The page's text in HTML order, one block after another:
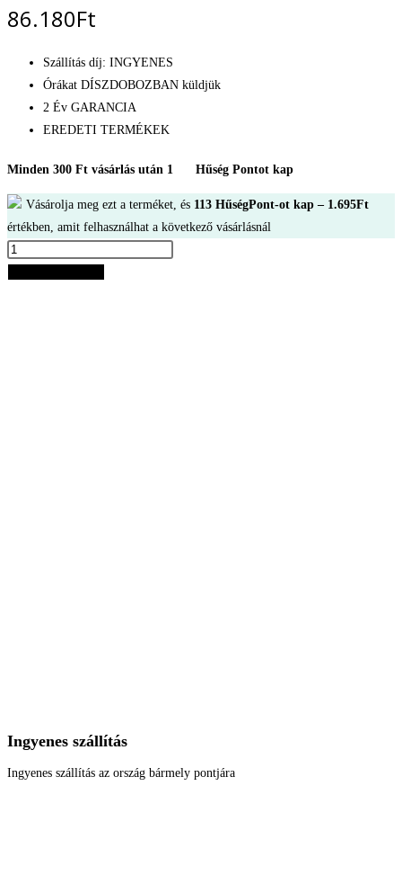
86.180Ft
Szállítás díj: INGYENES
Órákat DÍSZDOBOZBAN küldjük
2 Év GARANCIA
EREDETI TERMÉKEK
Minden 300 Ft vásárlás után 1 Hűség Pontot kap
Vásárolja meg ezt a terméket, és 113 HűségPont-ot kap – 1.695Ft
értékben, amit felhasználhat a következő vásárlásnál
Emporio
Ingyenes szállítás
Ingyenes szállítás az ország bármely pontjára